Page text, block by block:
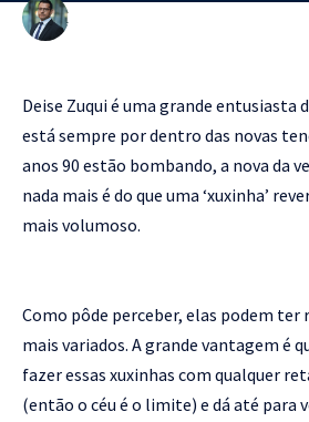
DIEGO VELÁZQUEZ
Deise Zuqui é uma grande entusiasta
está sempre por dentro das novas
anos 90 estão bombando, a nova da
nada mais é do que uma ‘xuxinha’
mais volumoso.
Como pôde perceber, elas podem
mais variados. A grande vantagem é
fazer essas xuxinhas com qualquer
(então o céu é o limite) e dá até para